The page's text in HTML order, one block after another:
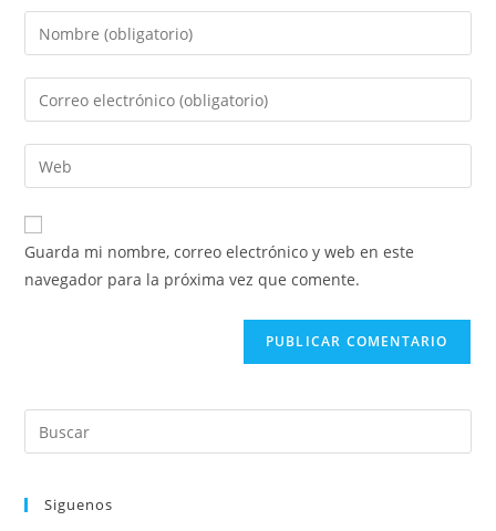
Guarda mi nombre, correo electrónico y web en este
navegador para la próxima vez que comente.
Siguenos